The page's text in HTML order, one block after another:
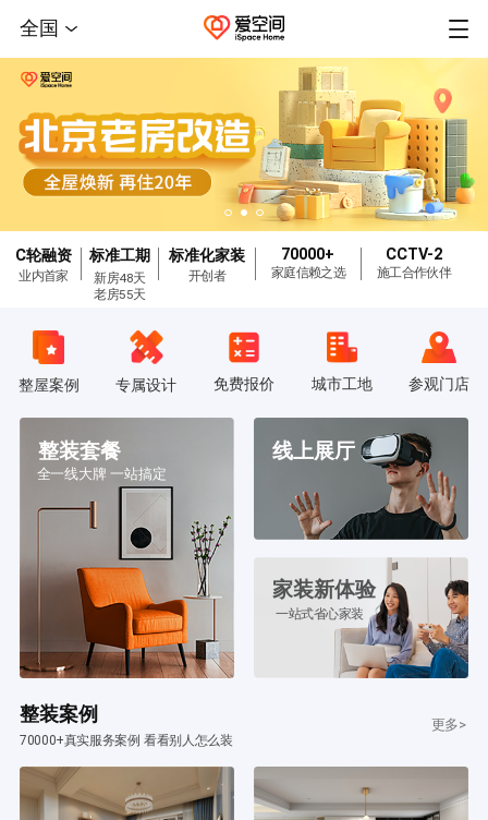
全国
C轮融资
业内首家
标准工期
新房48天
老房55天
标准化家装
开创者
70000+
家庭信赖之选
CCTV-2
施工合作伙伴
整屋案例 专属设计 免费报价 城市工地 参观门店
整装套餐
全一线大牌 一站搞定
线上展厅
家装新体验
一站式省心家装
整装案例
70000+真实服务案例 看看别人怎么装
更多>